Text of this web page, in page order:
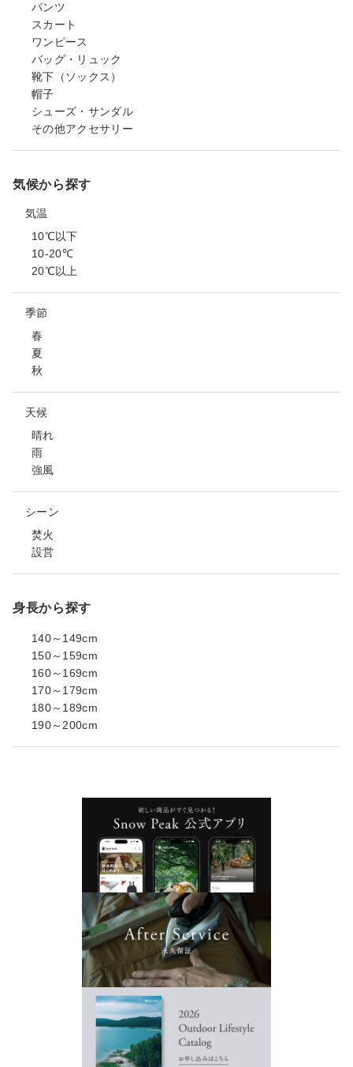
パンツ
スカート
ワンピース
バッグ・リュック
靴下（ソックス）
帽子
シューズ・サンダル
その他アクセサリー
気候から探す
気温
10℃以下
10-20℃
20℃以上
季節
春
夏
秋
天候
晴れ
雨
強風
シーン
焚火
設営
身長から探す
140～149cm
150～159cm
160～169cm
170～179cm
180～189cm
190～200cm